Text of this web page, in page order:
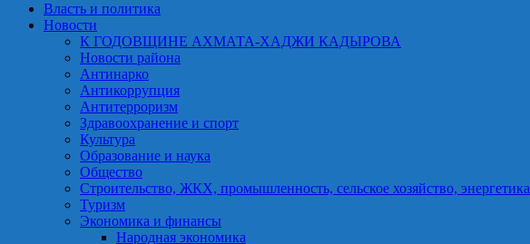
Власть и политика
Новости
К ГОДОВЩИНЕ АХМАТА-ХАДЖИ КАДЫРОВА
Новости района
Антинарко
Антикоррупция
Антитерроризм
Здравоохранение и спорт
Культура
Образование и наука
Общество
Строительство, ЖКХ, промышленность, сельское хозяйство, энергетика
Туризм
Экономика и финансы
Народная экономика